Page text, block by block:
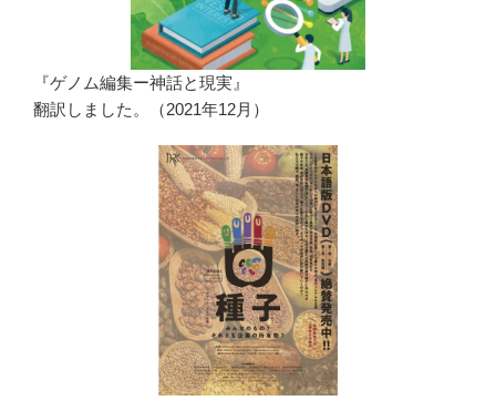
『ゲノム編集ー神話と現実』
翻訳しました。（2021年12月）